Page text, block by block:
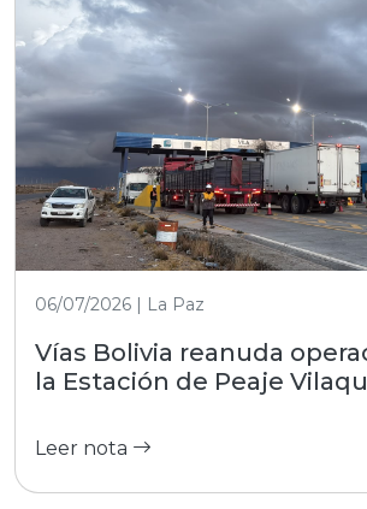
06/07/2026 | La Paz
Vías Bolivia reanuda
la Estación de Peaje
Leer nota